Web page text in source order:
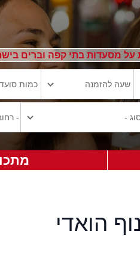
מסעדות בתי קפה וברים
הואדי